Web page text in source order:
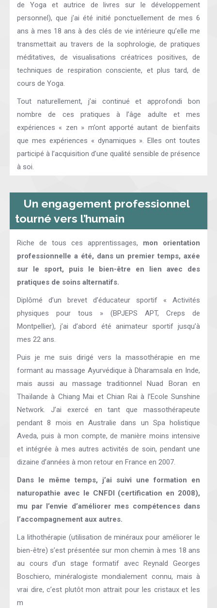
de Yoga et autrice de livres sur le développement
personnel), que j’ai été initié ponctuellement de mes 6
ans à mes 18 ans à des clés de vie intérieure qu’elle me
transmettait au travers de la sophrologie, de pratiques
méditatives, de visualisations créatrices positives, de
techniques de respiration consciente, et plus tard, de
cours de Yoga.
Tout naturellement, j’ai continué et approfondi bon
nombre de ces pratiques à l’âge adulte et mes
expériences « zen » m’ont apporté autant de bienfaits
que mes expériences « dynamiques ». Elles ont toutes
participé à l’acquisition d’une qualité sensible de présence
à soi.
Un engagement professionnel
tourné vers l’humain
Riche de tous ces apprentissages, mon orientation
professionnelle a été, dans un premier temps, axée
sur le sport, puis le bien-être en lien avec des
pratiques de soins alternatifs.
Diplômé d’un brevet d’éducateur sportif « Activités
physiques pour tous » (BPJEPS APT, Creps de
Montpellier), j’ai d’abord été animateur sportif jusqu’à
mes 22 ans.
Puis je me suis dirigé vers la massothérapie en me
formant au massage Ayurvédique à Dharamsala en Inde,
mais aussi au massage traditionnel Nuad Boran en
Thaïlande à Chiang Mai et Chian Rai à l’Ecole Sunshine
Network. J’ai exercé en tant que massothérapeute
pendant 8 mois en Australie dans un Spa holistique
Aveda, puis à mon compte, de manière moins intensive
et intégrée à mes autres activités de soin, pendant une
dizaine d’années à mon retour en France en 2007.
Dans le même temps, j’ai suivi une formation en
naturopathie avec le CNFDI (certification en 2008),
mu par l’envie d’améliorer mes compétences dans
l’accompagnement aux autres.
La lithothérapie (utilisation de minéraux pour améliorer le
bien-être) s’est présentée sur mon chemin à mes 18 ans
au cours d’un stage formatif avec Reynald Georges
Boschiero, minéralogiste mondialement connu, mais à
vrai dire, c’est plutôt mon attrait pour les cristaux et les
m